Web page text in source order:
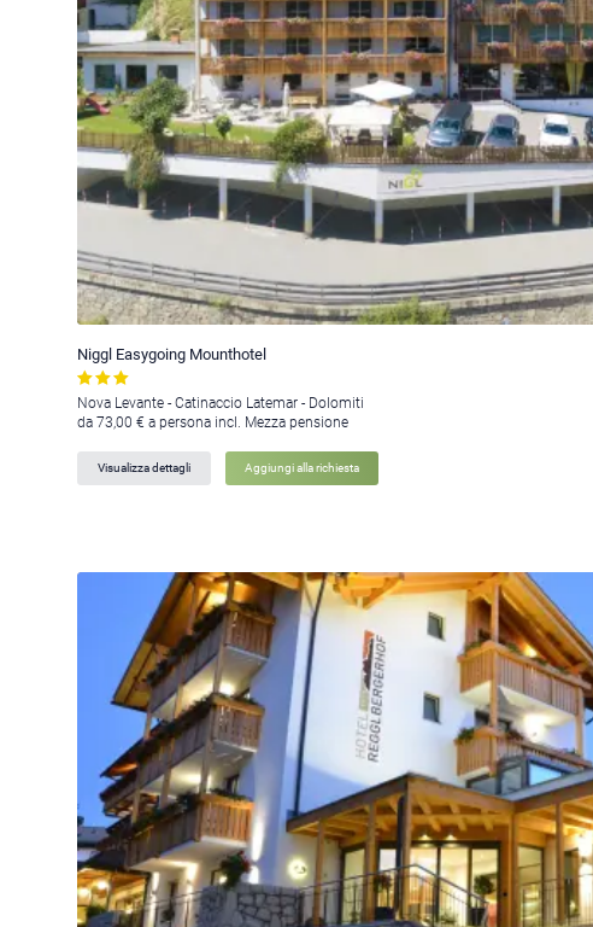
Niggl Easygoing Mounthotel
Nova Levante - Catinaccio Latemar - Dolomiti
da 73,00 € a persona incl. Mezza pensione
Visualizza dettagli Aggiungi alla richiesta